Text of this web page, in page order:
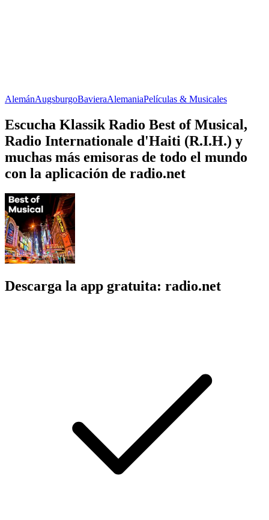
AlemánAugsburgoBavieraAlemaniaPelículas & Musicales
Escucha Klassik Radio Best of Musical,
Radio Internationale d'Haiti (R.I.H.) y
muchas más emisoras de todo el mundo
con la aplicación de radio.net
Descarga la app gratuita: radio.net